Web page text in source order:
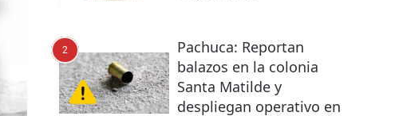
2
Pachuca: Reportan
balazos en la colonia
Santa Matilde y
despliegan operativo en